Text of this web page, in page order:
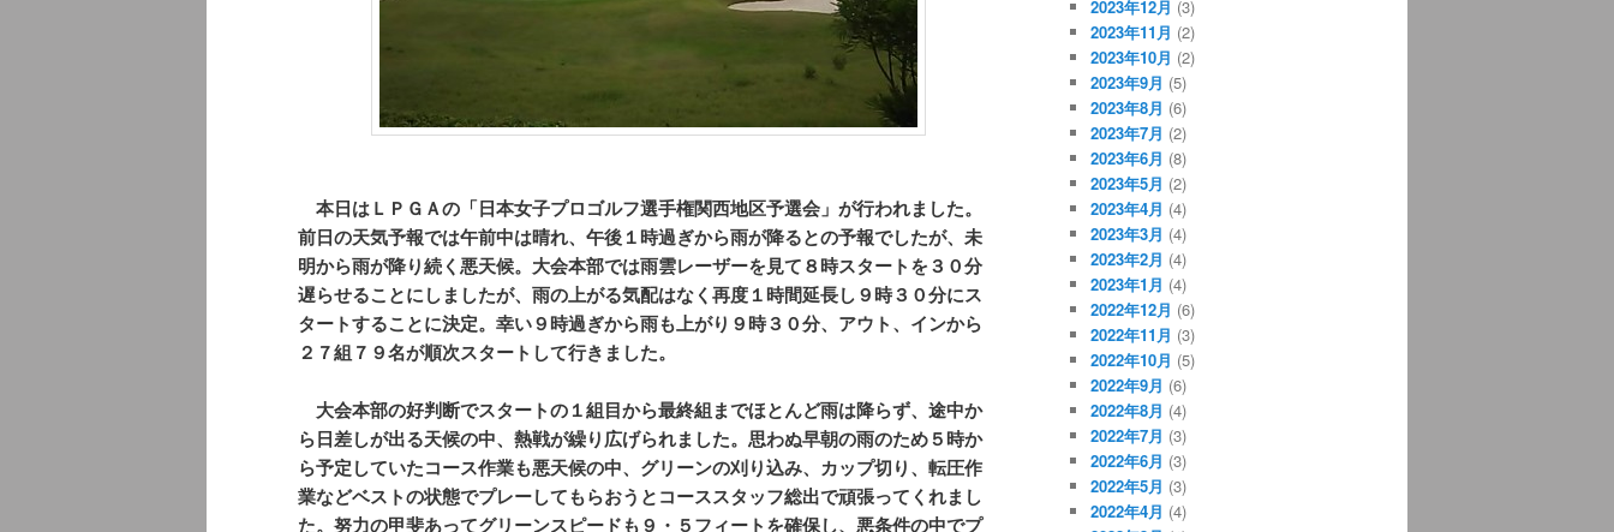
本日はＬＰＧＡの「日本女子プロゴルフ選手権関西地区予選会」が行われました。
前日の天気予報では午前中は晴れ、午後１時過ぎから雨が降るとの予報でしたが、未
明から雨が降り続く悪天候。大会本部では雨雲レーザーを見て８時スタートを３０分
遅らせることにしましたが、雨の上がる気配はなく再度１時間延長し９時３０分にス
タートすることに決定。幸い９時過ぎから雨も上がり９時３０分、アウト、インから
２７組７９名が順次スタートして行きました。
大会本部の好判断でスタートの１組目から最終組までほとんど雨は降らず、途中か
ら日差しが出る天候の中、熱戦が繰り広げられました。思わぬ早朝の雨のため５時か
ら予定していたコース作業も悪天候の中、グリーンの刈り込み、カップ切り、転圧作
業などベストの状態でプレーしてもらおうとコーススタッフ総出で頑張ってくれまし
た。努力の甲斐あってグリーンスピードも９・５フィートを確保し、悪条件の中でプ
2023年12月 (3)
2023年11月 (2)
2023年10月 (2)
2023年9月 (5)
2023年8月 (6)
2023年7月 (2)
2023年6月 (8)
2023年5月 (2)
2023年4月 (4)
2023年3月 (4)
2023年2月 (4)
2023年1月 (4)
2022年12月 (6)
2022年11月 (3)
2022年10月 (5)
2022年9月 (6)
2022年8月 (4)
2022年7月 (3)
2022年6月 (3)
2022年5月 (3)
2022年4月 (4)